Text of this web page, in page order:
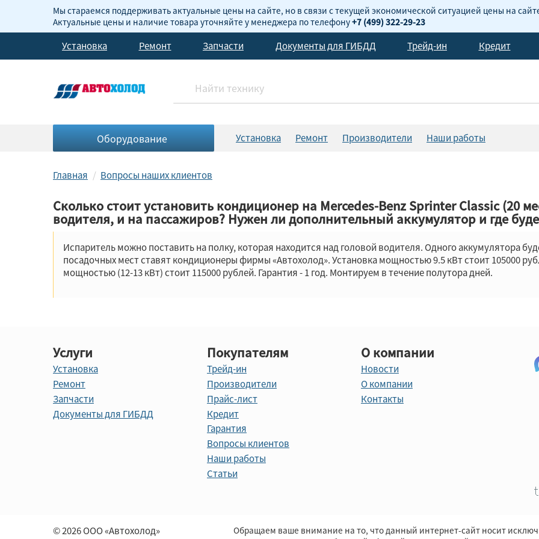
Мы стараемся поддерживать актуальные цены на сайте, но в связи с текущей экономической ситуацией цены на
Актуальные цены и наличие товара уточняйте у менеджера по телефону+7 (499) 322-29-23
Установка Ремонт Запчасти Документы для ГИБДД Трейд-ин Кредит
Оборудование Установка Ремонт Производители Наши работы
Главная Вопросы наших клиентов
Сколько стоит установить кондиционер на Mercedes-Benz Sprinter Classic (20
водителя, и на пассажиров? Нужен ли дополнительный аккумулятор и где
Испаритель можно поставить на полку, которая находится над головой водителя. Одного аккумулятора
посадочных мест ставят кондиционеры фирмы «Автохолод». Установка мощностью 9.5 кВт стоит 105000
мощностью (12-13 кВт) стоит 115000 рублей. Гарантия - 1 год. Монтируем в течение полутора дней.
Услуги
Установка
Ремонт
Запчасти
Документы для ГИБДД
Покупателям
Трейд-ин
Производители
Прайс-лист
Кредит
Гарантия
Вопросы клиентов
Наши работы
Статьи
О компании
Новости
О компании
Контакты
© 2026 ООО «Автохолод»
Обращаем ваше внимание на то, что данный интернет-сайт носит